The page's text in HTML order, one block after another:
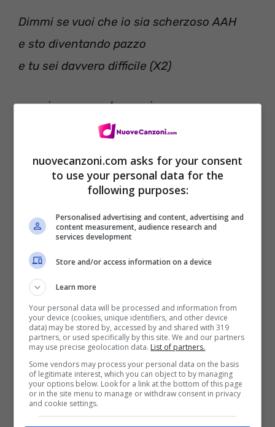
Dimmi se vuoi che io sia scherzoso AAH
e sto diventando pazzo
e tu sei davvero difficile (X2)
non riesco a contenermi
non riesco a contenermi ooohh
N.I.C.K Ooohh
NICKI NICKI NICKI JAM
DENNI WAY
IL INC INDUSTRIA.
CIAO BEBE!! ..
Travesuras testo
Hola bebe
Ya que contigo no sirve la labia
Y te crees muy sabia
nuovecanzoni.com asks for your consent
to use your personal data for the
following purposes:
Personalised advertising and content, advertising and
content measurement, audience research and
services development
Store and/or access information on a device
Learn more
Your personal data will be processed and information from
your device (cookies, unique identifiers, and other device
data) may be stored by, accessed by and shared with 319
partners, or used specifically by this site. We and our partners
may use precise geolocation data. List of partners.
Some vendors may process your personal data on the basis
of legitimate interest, which you can object to by managing
your options below. Look for a link at the bottom of this page
or in the site menu to manage or withdraw consent in privacy
and cookie settings.